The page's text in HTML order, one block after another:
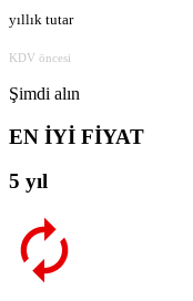
yıllık tutar
KDV öncesi
Şimdi alın
EN İYİ FİYAT
5 yıl